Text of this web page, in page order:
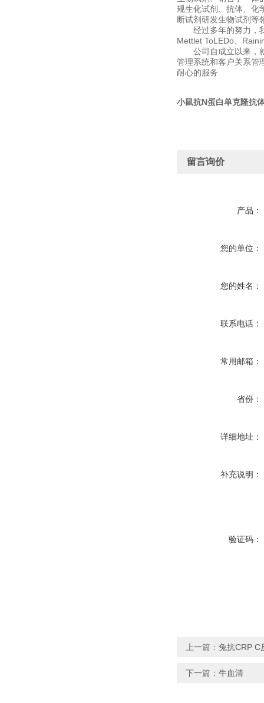
规生化试剂、抗体、化
断试剂研发生物试剂等
经过多年的努力，我
Mettlet ToLEDo、
公司自成立以来，就
管理系统和客户关系管
耐心的服务
小鼠抗N蛋白单克隆抗
留言询价
产品：
您的单位：
您的姓名：
联系电话：
常用邮箱：
省份：
详细地址：
补充说明：
验证码：
上一篇： 兔抗CRP C
下一篇： 牛血清